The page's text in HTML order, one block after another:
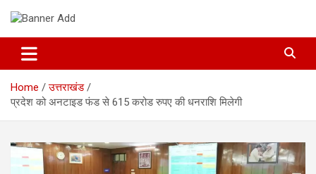
The Hillpost
Home
उत्तराखंड
प्रदेश को अनटाइड फंड से 615 करोड रुपए की धनराशि मिलेगी